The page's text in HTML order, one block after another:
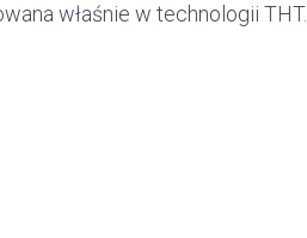
właśnie w technologii THT.